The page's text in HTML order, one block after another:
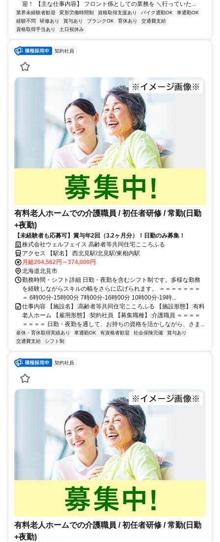
迎！ 【主な仕事内容】 フロント係としての業務を ＼行っていた...
業界未経験者歓迎 変形労働時間制 資格取得支援あり バイク通勤OK
車通勤OK
経験不問
研修あり 賞与あり ブランクOK 育休あり
交通費支給
資格取得手当あり
土日祝休み
契約社員
有料老人ホームでの介護職員 / 初任者研修 / 常勤(日勤
+夜勤)
【未経験者も応募可】賞与年2回（3.2ヶ月分）！日勤のみ募集！
株式会社ウェルフェイス 高齢者等共同住宅こころふる
アクセス 【駅名】 西北見駅/北見駅/東相内駅
月給204,562円～374,000円
北海道北見市
勤務時間・シフト詳細 日勤・夜勤を含むシフト制です。多様な勤務
を経験しながらスキルの幅をさらに広げられます。 ＝＝＝＝＝＝＝
＝ 6時00分-15時00分 7時00分-16時00分 10時00分-19時...
仕事内容 【施設名】:高齢者等共同住宅こころふる 【施設形態】:有料
老人ホーム 【雇用形態】:契約社員 【募集職種】:介護職員 ＝＝＝＝
＝＝＝＝ 日勤・夜勤を通して、お持ちの資格を活かしながら、さま...
産休・育休取得実績あり 車通勤OK 有資格者歓迎 社会保険完備
賞与あり
交通費支給
シフト制
契約社員
有料老人ホームでの介護職員 / 初任者研修 / 常勤(日勤
+夜勤)